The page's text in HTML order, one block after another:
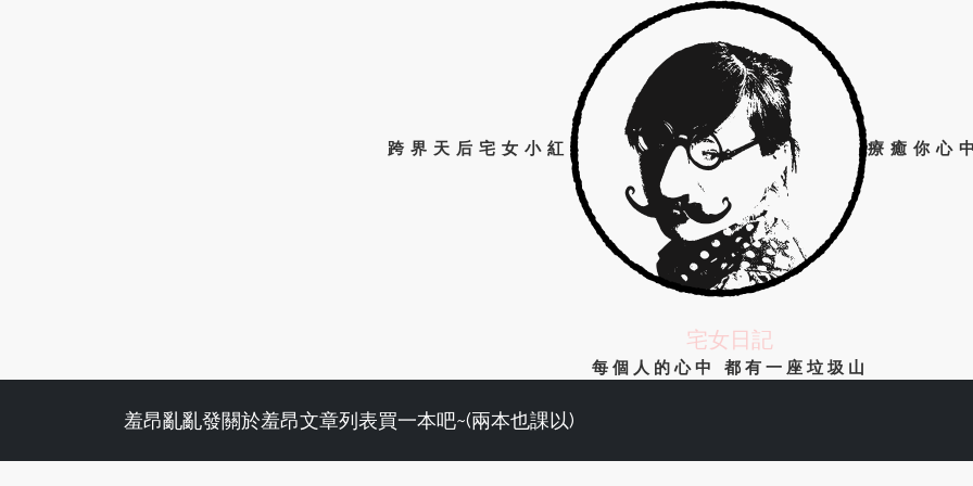
跨界天后宅女小紅 療癒你心
宅女日記
每個人的心中 都有一座垃圾山
羞昂亂亂發關於羞昂文章列表買一本吧~(兩本也課以)